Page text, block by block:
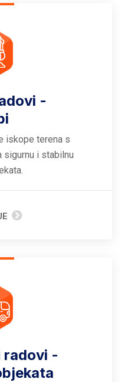
-
iskope terena s
sigurnu i stabilnu
radovi -